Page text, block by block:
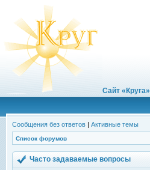
Сайт «Круга»
Сообщения без ответов | Активные темы
Список форумов
Часто задаваемые вопросы